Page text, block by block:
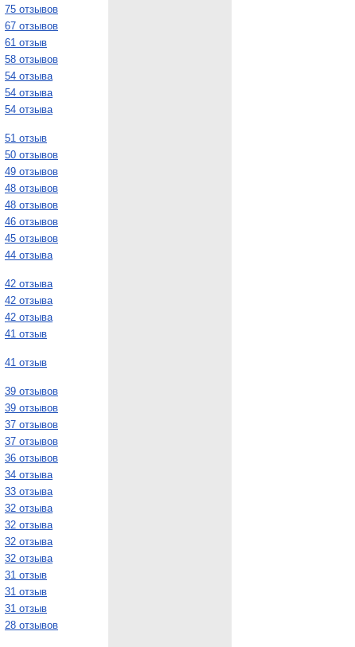
75 отзывов
67 отзывов
61 отзыв
58 отзывов
54 отзыва
54 отзыва
54 отзыва
51 отзыв
50 отзывов
49 отзывов
48 отзывов
48 отзывов
46 отзывов
45 отзывов
44 отзыва
42 отзыва
42 отзыва
42 отзыва
41 отзыв
41 отзыв
39 отзывов
39 отзывов
37 отзывов
37 отзывов
36 отзывов
34 отзыва
33 отзыва
32 отзыва
32 отзыва
32 отзыва
32 отзыва
31 отзыв
31 отзыв
31 отзыв
28 отзывов